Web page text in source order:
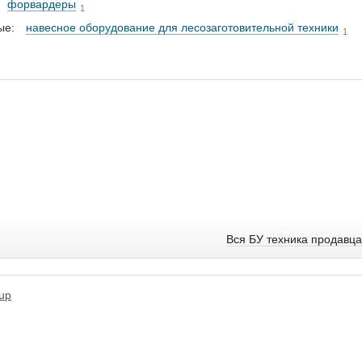
форвардеры 1
навесное оборудование для лесозаготовительной техники 1
Вся БУ техника продавца